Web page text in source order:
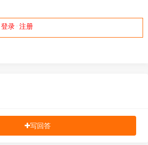
登录 · 注册
写回答